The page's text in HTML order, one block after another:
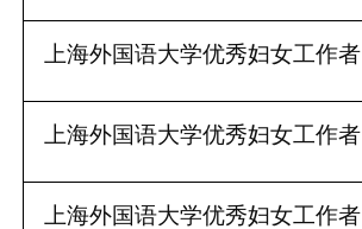
上海外国语大学优秀妇女工作者
上海外国语大学优秀妇女工作者
上海外国语大学优秀妇女工作者